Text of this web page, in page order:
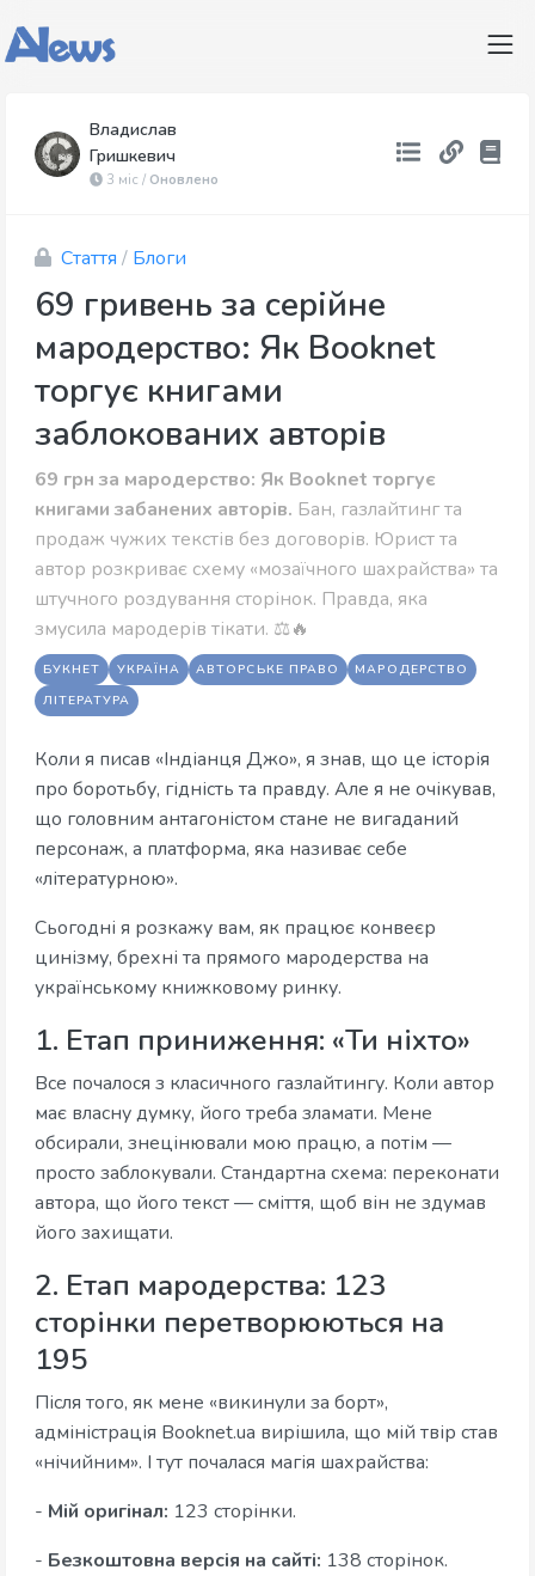
Владислав
Гришкевич
3 міс / Оновлено
Стаття / Блоги
69 гривень за серійне
мародерство: Як Booknet
торгує книгами
заблокованих авторів
69 грн за мародерство: Як Booknet торгує
книгами забанених авторів. Бан, газлайтинг та
продаж чужих текстів без договорів. Юрист та
автор розкриває схему «мозаїчного шахрайства» та
штучного роздування сторінок. Правда, яка
змусила мародерів тікати. ⚖️🔥
БУКНЕТ УКРАЇНА АВТОРСЬКЕ ПРАВО
МАРОДЕРСТВО
ЛІТЕРАТУРА
Коли я писав «Індіанця Джо», я знав, що це історія
про боротьбу, гідність та правду. Але я не очікував,
що головним антагоністом стане не вигаданий
персонаж, а платформа, яка називає себе
«літературною».
Сьогодні я розкажу вам, як працює конвеєр
цинізму, брехні та прямого мародерства на
українському книжковому ринку.
1. Етап приниження: «Ти ніхто»
Все почалося з класичного газлайтингу. Коли автор
має власну думку, його треба зламати. Мене
обсирали, знецінювали мою працю, а потім —
просто заблокували. Стандартна схема: переконати
автора, що його текст — сміття, щоб він не здумав
його захищати.
2. Етап мародерства: 123
сторінки перетворюються на
195
Після того, як мене «викинули за борт»,
адміністрація Booknet.ua вирішила, що мій твір став
«нічийним». І тут почалася магія шахрайства:
- Мій оригінал: 123 сторінки.
- Безкоштовна версія на сайті: 138 сторінок.